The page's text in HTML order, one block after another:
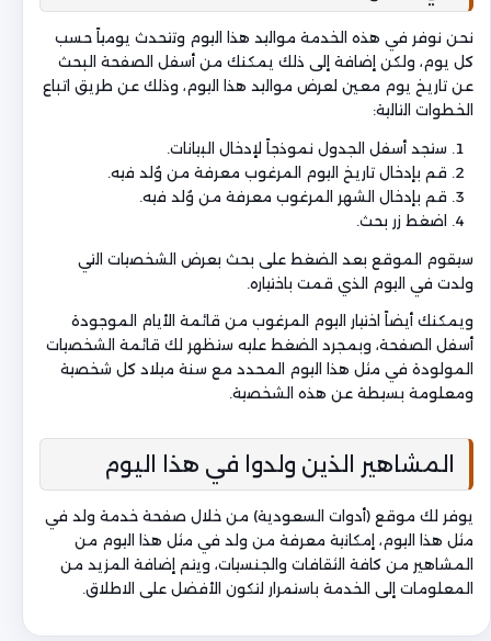
نحن نوفر في هذه الخدمة مواليد هذا اليوم وتتحدث يومياً حسب
كل يوم، ولكن إضافة إلى ذلك يمكنك من أسفل الصفحة البحث
عن تاريخ يوم معين لعرض مواليد هذا اليوم، وذلك عن طريق اتباع
الخطوات التالية:
ستجد أسفل الجدول نموذجاً لإدخال البيانات.
قم بإدخال تاريخ اليوم المرغوب معرفة من وُلد فيه.
قم بإدخال الشهر المرغوب معرفة من وُلد فيه.
اضغط زر بحث.
سيقوم الموقع بعد الضغط على بحث بعرض الشخصيات التي
ولدت في اليوم الذي قمت باختياره.
ويمكنك أيضاً اختيار اليوم المرغوب من قائمة الأيام الموجودة
أسفل الصفحة، وبمجرد الضغط عليه ستظهر لك قائمة الشخصيات
المولودة في مثل هذا اليوم المحدد مع سنة ميلاد كل شخصية
ومعلومة بسيطة عن هذه الشخصية.
المشاهير الذين ولدوا في هذا اليوم
يوفر لك موقع (أدوات السعودية) من خلال صفحة خدمة ولد في
مثل هذا اليوم، إمكانية معرفة من ولد في مثل هذا اليوم من
المشاهير من كافة الثقافات والجنسيات، ويتم إضافة المزيد من
المعلومات إلى الخدمة باستمرار لتكون الأفضل على الاطلاق.